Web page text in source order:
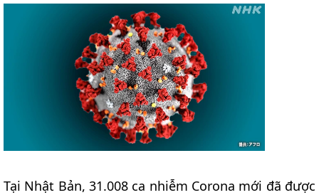
Tại Nhật Bản, 31.008 ca nhiễm Corona mới đã được